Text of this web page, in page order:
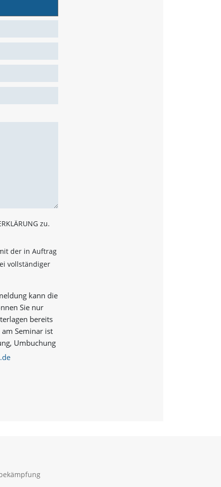
zu.
der in Auftrag
vollständiger
kann die
Sie nur
bereits
Seminar ist
Umbuchung